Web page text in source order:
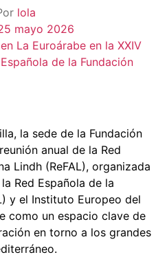
lola
mayo 2026
en La Euroárabe en la XXIV
de la Fundación
la sede de la Fundación
anual de la Red
Lindh (ReFAL), organizada
Red Española de la
y el Instituto Europeo del
como un espacio clave de
en torno a los grandes